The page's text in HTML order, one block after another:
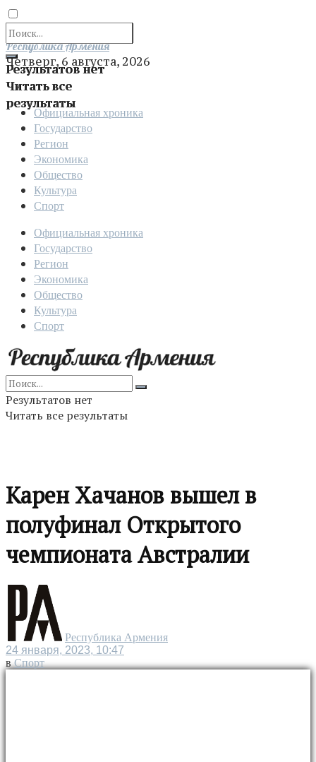
Результатов нет
Читать все
результаты
Отправить
Республика Армения
Четверг, 6 августа, 2026
Официальная хроника
Государство
Регион
Экономика
Общество
Культура
Спорт
Официальная хроника
Государство
Регион
Экономика
Общество
Культура
Спорт
Результатов нет
Читать все результаты
Карен Хачанов вышел в
полуфинал Открытого
чемпионата Австралии
Республика Армения
24 января, 2023, 10:47
в Спорт